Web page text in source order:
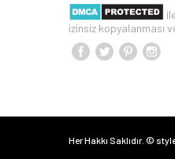
izinsiz kopyalanması
Her Hakkı Saklıdır. ©